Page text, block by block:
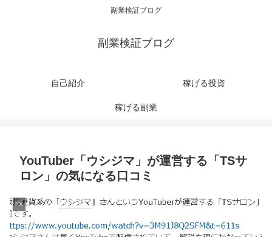
副業検証ブログ
副業検証ブログ
自己紹介 稼げる投資
稼げる副業
YouTuber「ウシジマ」が運営する「TSサ
ロン」の気になる口コミ
FX